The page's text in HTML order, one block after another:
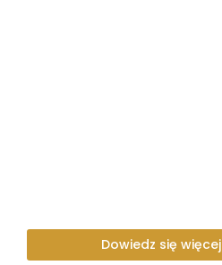
Dowiedz się więcej